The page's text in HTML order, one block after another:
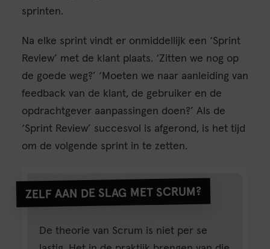
sprinten.
Na elke sprint vindt er onmiddellijk een ‘Sprint
Review’ met de klant plaats. ‘Zitten we nog op
de goede weg?’ ‘Moeten we naar aanleiding van
feedback van de klant, de gebruiker en de
opdrachtgever aanpassingen doen?’ Als de
‘Sprint Review’ succesvol is afgerond, is het tijd
om de volgende sprint in te zetten.
ZELF AAN DE SLAG MET SCRUM?
De theorie van Scrum is niet per se